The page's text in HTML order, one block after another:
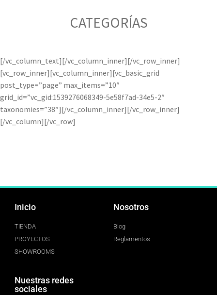
CATEGORÍAS
[/vc_column_text][/vc_column_inner][/vc_row_inner]
[vc_row_inner][vc_column_inner][vc_basic_grid
post_type=”page” max_items=”10″
grid_id=”vc_gid:1539276068349-5e58f7ad-34e5-2″
taxonomies=”38″][/vc_column_inner][/vc_row_inner]
[/vc_column][/vc_row]
Inicio
TIENDA
PROYECTOS
SHOWROOMS
Nosotros
Blog
Reglamentos
Nuestras redes
sociales